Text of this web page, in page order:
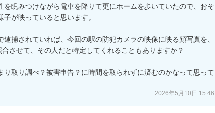
を睨みつけながら電車を降りて更にホームを歩いていたので、おそ
が映っていると思います。
逮捕されていれば、今回の駅の防犯カメラの映像に映る顔写真を、
させて、その人だと特定してくれることもありますか？
り取り調べ？被害申告？に時間を取られずに済むのかなって思って
2026年5月10日 15:46